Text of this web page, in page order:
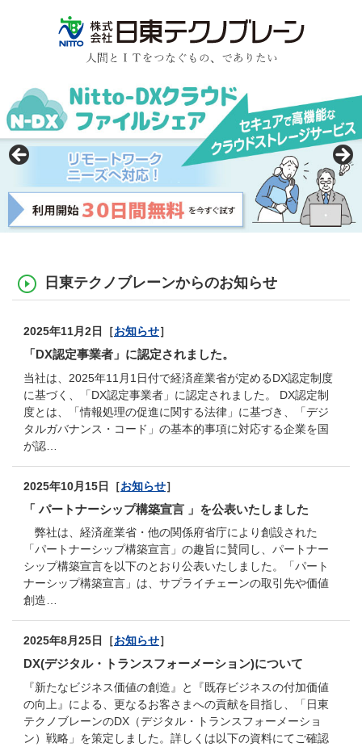
文
へ
ス
キ
プ
日東テクノブレーン
日東テクノブレーンからのお知らせ
2025年11月2日［お知らせ］
「DX認定事業者」に認定されました。
当社は、2025年11月1日付で経済産業省が定めるDX認定制度
に基づく、「DX認定事業者」に認定されました。 DX認定制
度とは、「情報処理の促進に関する法律」に基づき、「デジ
タルガバナンス・コード」の基本的事項に対応する企業を国
が認…
2025年10月15日［お知らせ］
「 パートナーシップ構築宣言 」を公表いたしました
弊社は、経済産業省・他の関係府省庁により創設された
「パートナーシップ構築宣言」の趣旨に賛同し、パートナー
シップ構築宣言を以下のとおり公表いたしました。「パート
ナーシップ構築宣言」は、サプライチェーンの取引先や価値
創造…
2025年8月25日［お知らせ］
DX(デジタル・トランスフォーメーション)について
『新たなビジネス価値の創造』と『既存ビジネスの付加価値
の向上』による、更なるお客さまへの貢献を目指し、「日東
テクノブレーンのDX（デジタル・トランスフォーメーショ
ン）戦略」を策定しました。詳しくは以下の資料にてご確認